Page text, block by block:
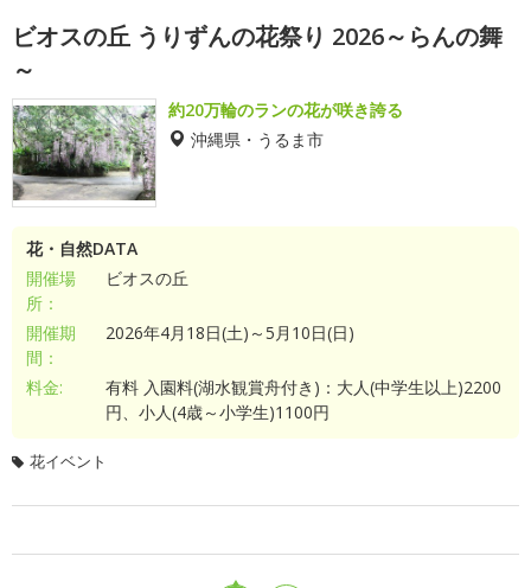
ビオスの丘 うりずんの花祭り 2026～らんの舞
～
約20万輪のランの花が咲き誇る
沖縄県・うるま市
花・自然DATA
開催場
所：
ビオスの丘
開催期
間：
2026年4月18日(土)～5月10日(日)
料金:
有料 入園料(湖水観賞舟付き)：大人(中学生以上)2200
円、小人(4歳～小学生)1100円
花イベント